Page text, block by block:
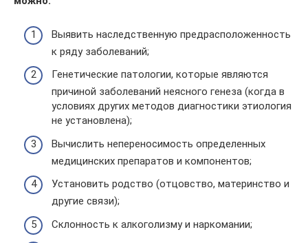
Выявить наследственную предрасположенность
к ряду заболеваний;
Генетические патологии, которые являются
причиной заболеваний неясного генеза (когда в
условиях других методов диагностики этиология
не установлена);
Вычислить непереносимость определенных
медицинских препаратов и компонентов;
Установить родство (отцовство, материнство и
другие связи);
Склонность к алкоголизму и наркомании;